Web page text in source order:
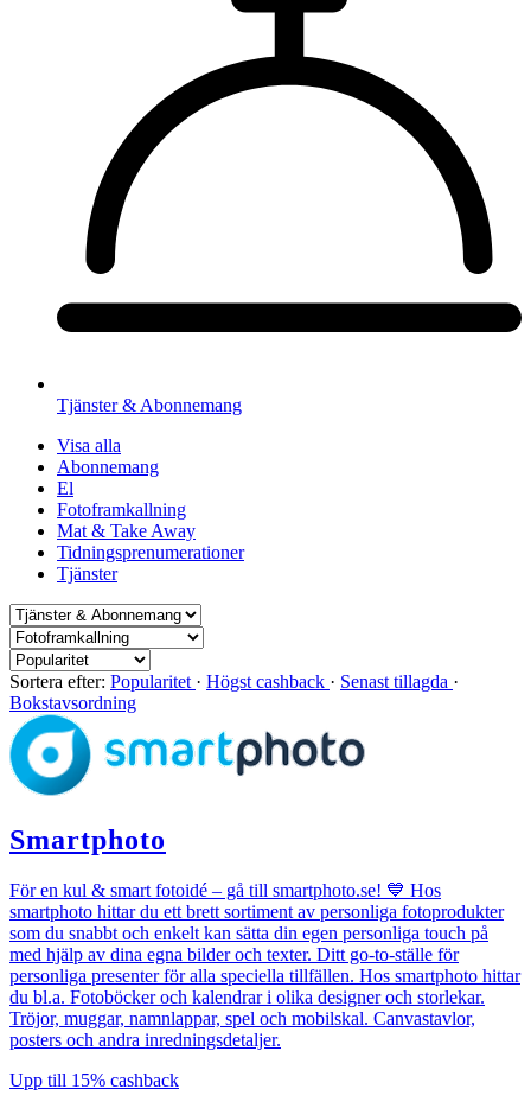
Tjänster & Abonnemang
Visa alla
Abonnemang
El
Fotoframkallning
Mat & Take Away
Tidningsprenumerationer
Tjänster
Sortera efter: Popularitet · Högst cashback · Senast tillagda ·
Bokstavsordning
Smartphoto
För en kul & smart fotoidé – gå till smartphoto.se! 💙 Hos
smartphoto hittar du ett brett sortiment av personliga fotoprodukter
som du snabbt och enkelt kan sätta din egen personliga touch på
med hjälp av dina egna bilder och texter. Ditt go-to-ställe för
personliga presenter för alla speciella tillfällen. Hos smartphoto hittar
du bl.a. Fotoböcker och kalendrar i olika designer och storlekar.
Tröjor, muggar, namnlappar, spel och mobilskal. Canvastavlor,
posters och andra inredningsdetaljer.
Upp till 15% cashback